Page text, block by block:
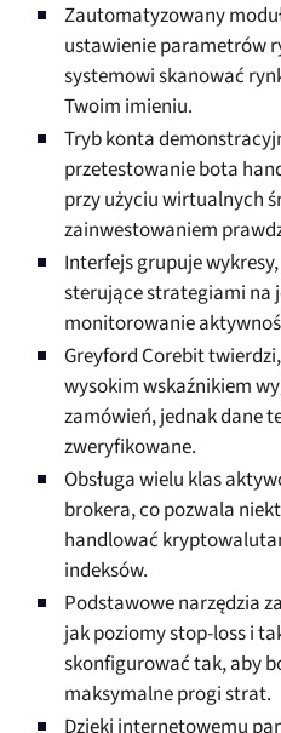
Zautomatyzowany
ustawienie parametrów
systemowi skanować
Twoim imieniu.
Tryb konta
przetestowanie bota
przy użyciu wirtualnych
zainwestowaniem
Interfejs grupuje
sterujące strategiami na
monitorowanie
Greyford Corebit
wysokim wskaźnikiem
zamówień, jednak dane
zweryfikowane.
Obsługa wielu klas
brokera, co pozwala
handlować
indeksów.
Podstawowe narzędzia
jak poziomy stop-loss i
skonfigurować tak, aby
maksymalne progi strat.